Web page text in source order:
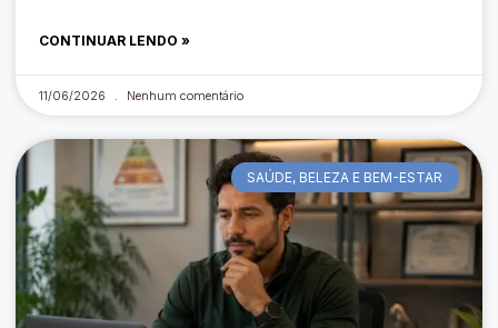
CONTINUAR LENDO »
11/06/2026 Nenhum comentário
SAÚDE, BELEZA E BEM-ESTAR